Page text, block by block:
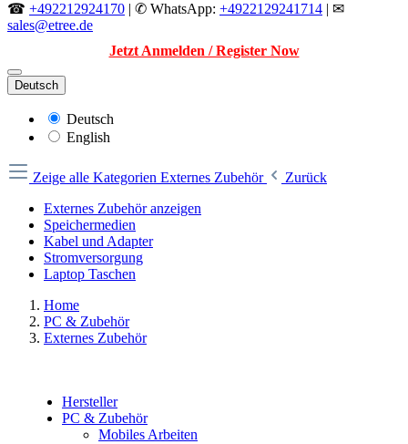
☎ +492212924170 | ✆ WhatsApp: +4922129241714 | ✉
sales@etree.de
Jetzt Anmelden / Register Now
Deutsch
Deutsch
English
Zeige alle Kategorien Externes Zubehör
Zurück
Externes Zubehör anzeigen
Speichermedien
Kabel und Adapter
Stromversorgung
Laptop Taschen
Home
PC & Zubehör
Externes Zubehör
Hersteller
PC & Zubehör
Mobiles Arbeiten